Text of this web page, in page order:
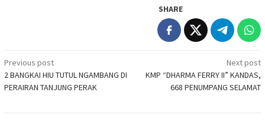
SHARE
Post
navigation
Previous post
2 BANGKAI HIU TUTUL NGAMBANG DI
PERAIRAN TANJUNG PERAK
Next post
KMP “DHARMA FERRY II” KANDAS,
668 PENUMPANG SELAMAT